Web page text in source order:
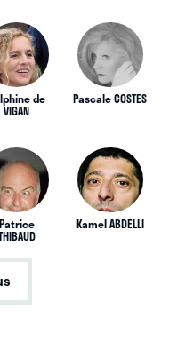
de
VIGAN
Pascale COSTES
Patrice Kamel ABDELLI